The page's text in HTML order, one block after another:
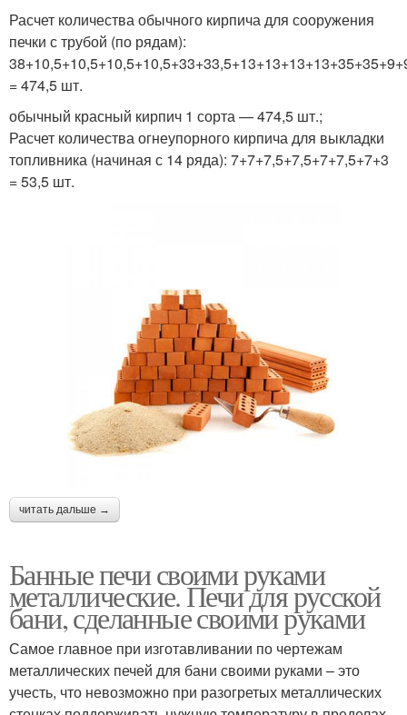
Расчет количества обычного кирпича для сооружения
печки с трубой (по рядам):
= 474,5 шт.
обычный красный кирпич 1 сорта — 474,5 шт.;
Расчет количества огнеупорного кирпича для выкладки
топливника (начиная с 14 ряда): 7+7+7,5+7,5+7+7,5+7+3
= 53,5 шт.
читать дальше →
Банные печи своими руками
металлические. Печи для русской
бани, сделанные своими руками
Самое главное при изготавливании по чертежам
металлических печей для бани своими руками – это
учесть, что невозможно при разогретых металлических